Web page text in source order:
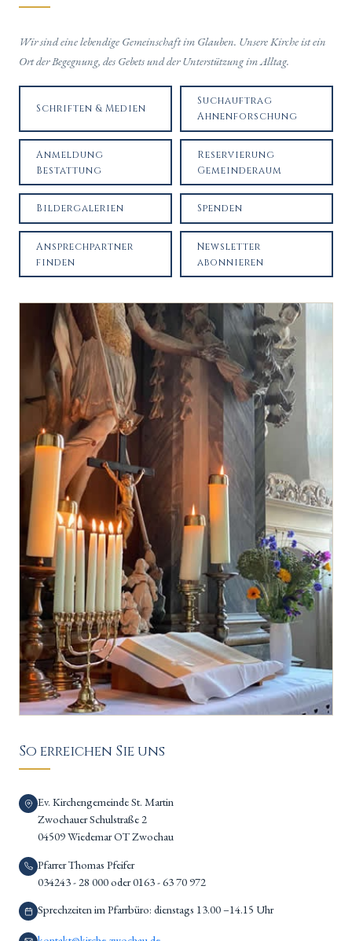
Wir sind eine lebendige Gemeinschaft im Glauben. Unsere Kirche ist ein
Ort der Begegnung, des Gebets und der Unterstützung im Alltag.
Schriften & Medien
Suchauftrag
Ahnenforschung
Anmeldung
Bestattung
Reservierung
Gemeinderaum
Bildergalerien Spenden
Ansprechpartner
finden
Newsletter
abonnieren
So erreichen Sie uns
Ev. Kirchengemeinde St. Martin
Zwochauer Schulstraße 2
04509 Wiedemar OT Zwochau
Pfarrer Thomas Pfeifer
034243 - 28 000 oder 0163 - 63 70 972
Sprechzeiten im Pfarrbüro: dienstags 13.00 –14.15 Uhr